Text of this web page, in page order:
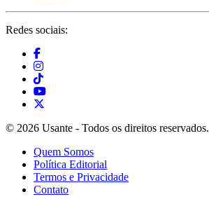
Redes sociais:
© 2026 Usante - Todos os direitos reservados.
Quem Somos
Política Editorial
Termos e Privacidade
Contato